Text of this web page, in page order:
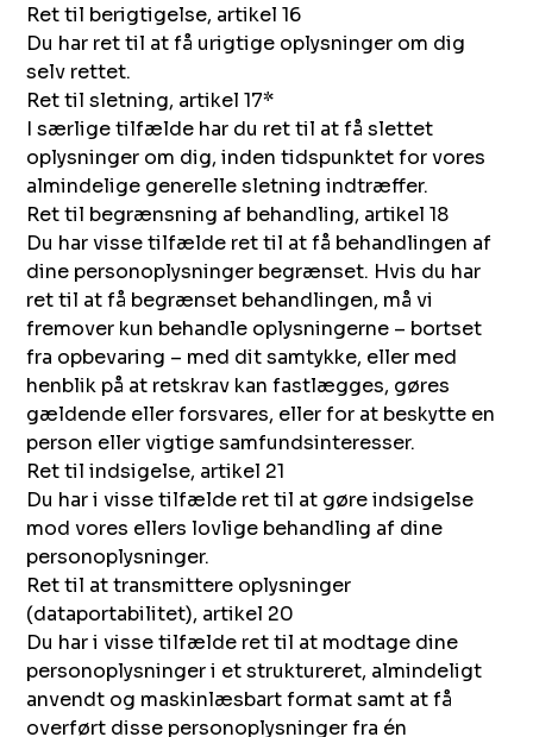
Ret til berigtigelse, artikel 16
Du har ret til at få urigtige oplysninger om dig
selv rettet.
Ret til sletning, artikel 17*
I særlige tilfælde har du ret til at få slettet
oplysninger om dig, inden tidspunktet for vores
almindelige generelle sletning indtræffer.
Ret til begrænsning af behandling, artikel 18
Du har visse tilfælde ret til at få behandlingen af
dine personoplysninger begrænset. Hvis du har
ret til at få begrænset behandlingen, må vi
fremover kun behandle oplysningerne – bortset
fra opbevaring – med dit samtykke, eller med
henblik på at retskrav kan fastlægges, gøres
gældende eller forsvares, eller for at beskytte en
person eller vigtige samfundsinteresser.
Ret til indsigelse, artikel 21
Du har i visse tilfælde ret til at gøre indsigelse
mod vores ellers lovlige behandling af dine
personoplysninger.
Ret til at transmittere oplysninger
(dataportabilitet), artikel 20
Du har i visse tilfælde ret til at modtage dine
personoplysninger i et struktureret, almindeligt
anvendt og maskinlæsbart format samt at få
overført disse personoplysninger fra én